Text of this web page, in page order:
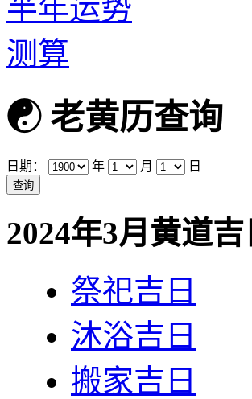
☯老黄历查询
日期： 年 月 日
2024年3月黄道吉
祭祀吉日
沐浴吉日
搬家吉日